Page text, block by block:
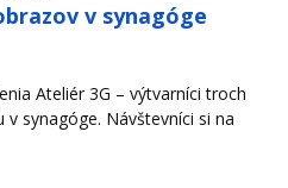
v synagóge
Ateliér 3G – výtvarníci troch
synagóge. Návštevníci si na